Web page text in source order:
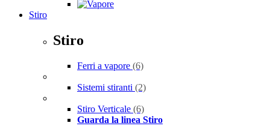
Stiro
Stiro
Ferri a vapore (6)
Sistemi stiranti (2)
Stiro Verticale (6)
Guarda la linea Stiro